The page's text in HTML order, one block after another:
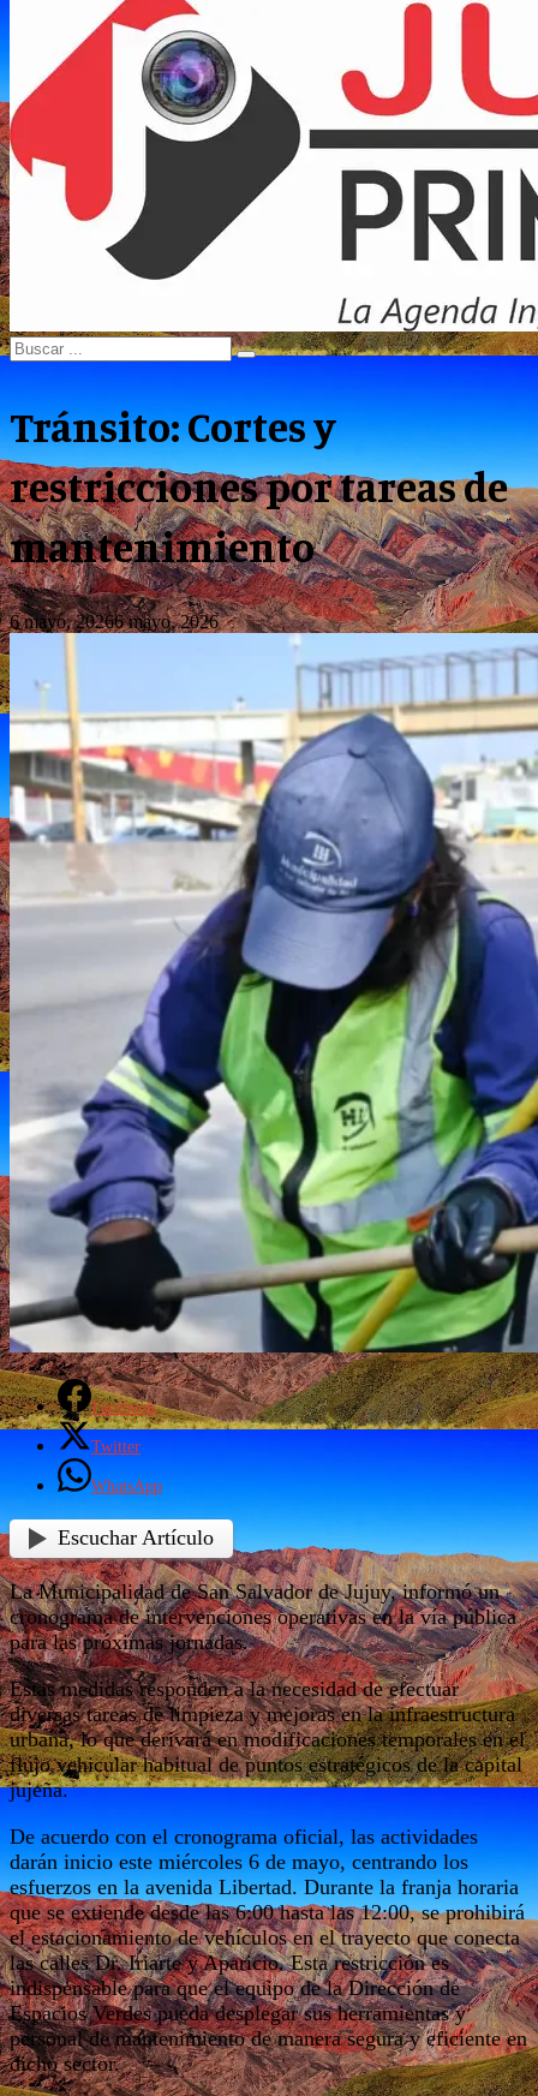
Search
for:
Search
Tránsito: Cortes y
restricciones por tareas de
mantenimiento
6 mayo, 20266 mayo, 2026
Facebook
Twitter
WhatsApp
Escuchar Artículo
La Municipalidad de San Salvador de Jujuy, informó un
cronograma de intervenciones operativas en la vía pública
para las próximas jornadas.
Estas medidas responden a la necesidad de efectuar
diversas tareas de limpieza y mejoras en la infraestructura
urbana, lo que derivará en modificaciones temporales en el
flujo vehicular habitual de puntos estratégicos de la capital
jujeña.
De acuerdo con el cronograma oficial, las actividades
darán inicio este miércoles 6 de mayo, centrando los
esfuerzos en la avenida Libertad. Durante la franja horaria
que se extiende desde las 6:00 hasta las 12:00, se prohibirá
el estacionamiento de vehículos en el trayecto que conecta
las calles Dr. Iriarte y Aparicio. Esta restricción es
indispensable para que el equipo de la Dirección de
Espacios Verdes pueda desplegar sus herramientas y
personal de mantenimiento de manera segura y eficiente en
dicho sector.